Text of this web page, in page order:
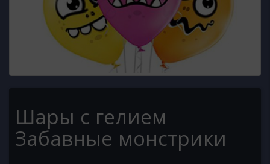
Шары с гелием
Забавные монстрики